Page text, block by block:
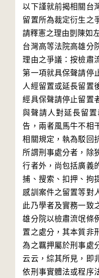
以下謹就前揭相關台
留置所為裁定衍生之
請釋憲之理由剴陳如
台灣高等法院高雄分
理由之爭議：按檢肅
第一項就具保聲請停
人經留置或延長留置
經具保聲請停止留置
與聲請人對延長留
告，兩者風馬牛不相
相關規定，執為駁回
所謂刑事處分者，除
行者外，尚包括廣義
捕、搜索、扣押、拘
感訓案件之留置等對
此乃學者及實務一致
雄分院以檢肅流氓條
置之處分，其本質非
為之羈押屬於刑事處
云云，綜其所見，即
依刑事實體法或程序